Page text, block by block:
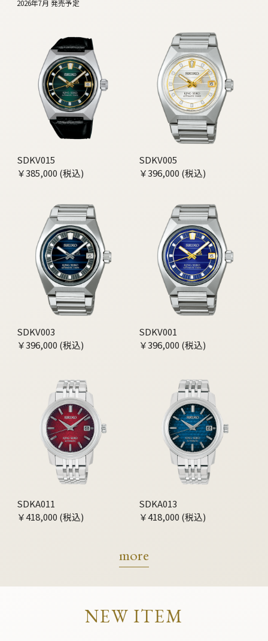
2026年7月 発売予定
SDKV015
￥385,000 (税込)
SDKV005
￥396,000 (税込)
SDKV003
￥396,000 (税込)
SDKV001
￥396,000 (税込)
SDKA011
￥418,000 (税込)
SDKA013
￥418,000 (税込)
more
NEW ITEM